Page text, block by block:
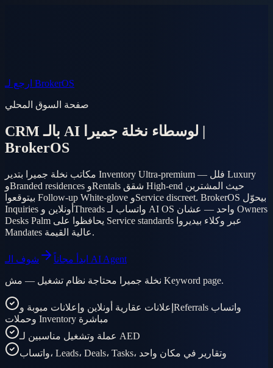
ارجع لـ BrokerOS
صفحة السوق المحلي
CRM بالـ AI لوسطاء نخلة جميرا |
BrokerOS
مكاتب نخلة جميرا بتدير Inventory Ultra-premium — فلل Luxury
وBranded residences وRentals شقق High-end حيث المشترين
بيتوقعوا Follow-up White-glove وService discreet. BrokerOS بيحوّل
Inquiries أونلاين وThreads واتساب لـ AI OS واحد — عشان Owners
Desks Palm يحافظوا على Service standards عبر وكلاء بيديروا
Mandates عالية القيمة.
ابدأ مجاناً شوف الـ AI Agent
نخلة جميرا محتاجة نظام تشغيل — مش Keyword page.
إعلانات عقارية أونلاين وإعلانات مبوبة وReferrals واتساب
وحملات Inventory مباشرة
عملة وتشغيل مناسبين لـ AED
واتساب، Leads، Deals، Tasks، وتقارير في مكان واحد